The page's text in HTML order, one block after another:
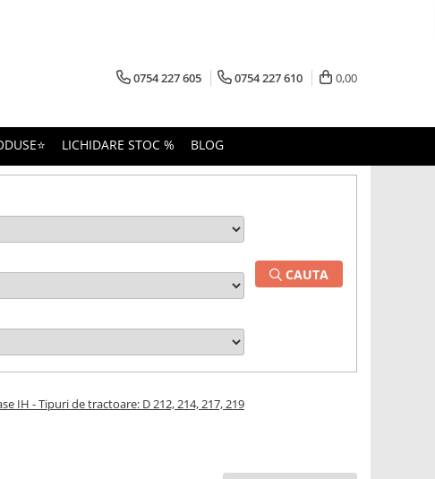
0754 227 605 0754 227 610 0,00
LICHIDARE STOC % BLOG
CAUTA
IH - Tipuri de tractoare: D 212, 214, 217, 219